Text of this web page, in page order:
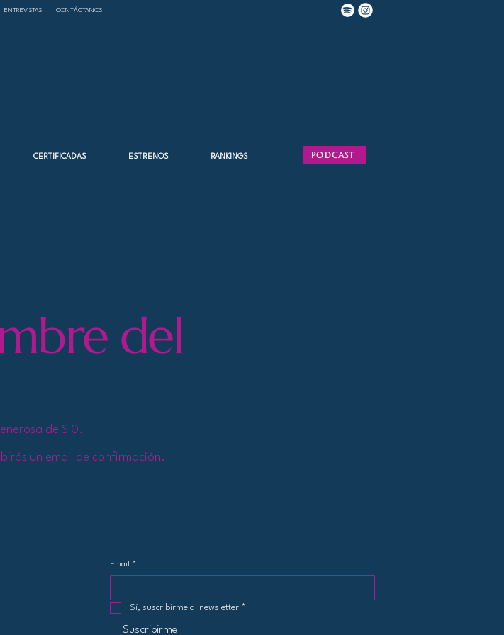
ENTREVISTAS CONTÁCTANOS
CERTIFICADAS ESTRENOS RANKINGS PODCAST
del
de $ 0.
un email de confirmación.
Email *
Sí, suscribirme al newsletter *
Suscribirme